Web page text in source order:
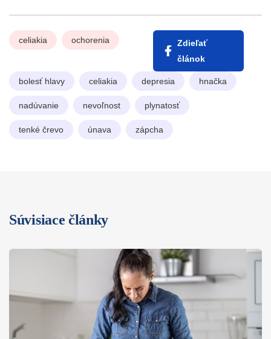
celiakia ochorenia
Zdieľať
článok
bolesť hlavy celiakia depresia hnačka
nadúvanie nevoľnost plynatosť
tenké črevo únava zápcha
Súvisiace články